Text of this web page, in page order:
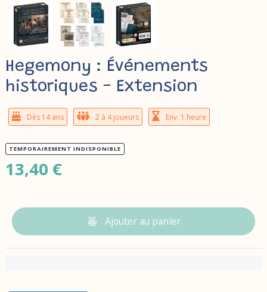
Hegemony : Événements
historiques - Extension
Dès 14 ans 2 à 4 joueurs Env. 1 heure
TEMPORAIREMENT INDISPONIBLE
13,40 €
Ajouter au panier